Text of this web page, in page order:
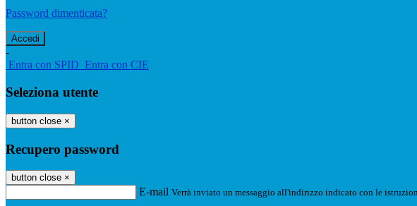
Password dimenticata?
-
Entra con SPID Entra con CIE
Seleziona utente
button close ×
Recupero password
button close ×
E-mail Verrà inviato un messaggio all'indirizzo indicato con le